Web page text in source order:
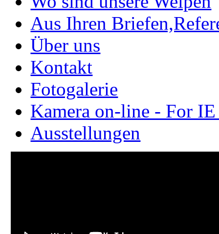
Aus Ihren
Über uns
Kontakt
Fotogalerie
Kamera on-line - For
Ausstellungen